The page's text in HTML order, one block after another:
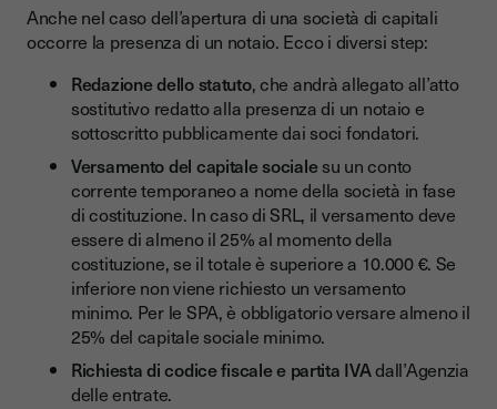
Anche nel caso dell’apertura di una società di capitali
occorre la presenza di un notaio. Ecco i diversi step:
Redazione dello statuto, che andrà allegato all’atto
sostitutivo redatto alla presenza di un notaio e
sottoscritto pubblicamente dai soci fondatori.
Versamento del capitale socialesu un conto
corrente temporaneo a nome della società in fase
di costituzione. In caso di SRL, il versamento deve
essere di almeno il 25% al momento della
costituzione, se il totale è superiore a 10.000 €. Se
inferiore non viene richiesto un versamento
minimo. Per le SPA, è obbligatorio versare almeno il
25% del capitale sociale minimo.
Richiesta di codice fiscale e partita IVAdall’Agenzia
delle entrate.